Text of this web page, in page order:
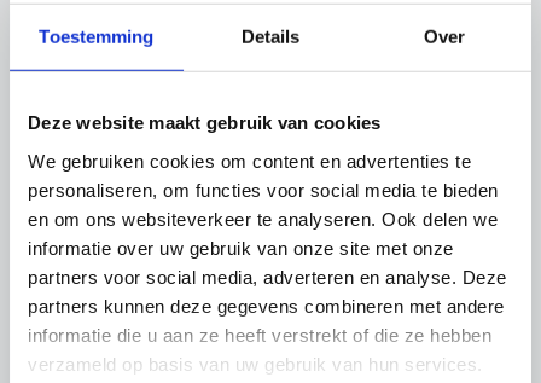
Toestemming Details Over
Deze website maakt gebruik van cookies
We gebruiken cookies om content en advertenties te
personaliseren, om functies voor social media te bieden
en om ons websiteverkeer te analyseren. Ook delen we
informatie over uw gebruik van onze site met onze
partners voor social media, adverteren en analyse. Deze
partners kunnen deze gegevens combineren met andere
informatie die u aan ze heeft verstrekt of die ze hebben
verzameld op basis van uw gebruik van hun services.
Niels Akkermans
(tijdelijk programma-adviseur)
Klimaat en Energietransitie
06-424 63 186| Stuur een e-mail